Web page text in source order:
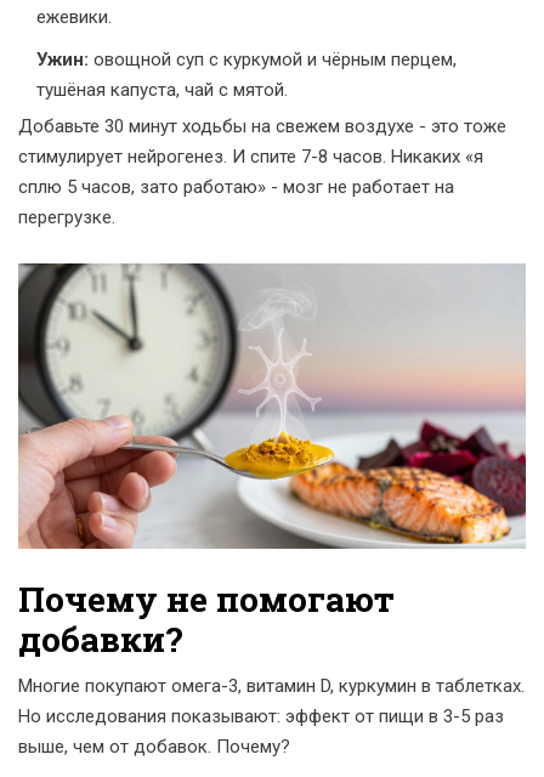
ежевики.
Ужин: овощной суп с куркумой и чёрным перцем,
тушёная капуста, чай с мятой.
Добавьте 30 минут ходьбы на свежем воздухе - это тоже
стимулирует нейрогенез. И спите 7-8 часов. Никаких «я
сплю 5 часов, зато работаю» - мозг не работает на
перегрузке.
Почему не помогают
добавки?
Многие покупают омега-3, витамин D, куркумин в таблетках.
Но исследования показывают: эффект от пищи в 3-5 раз
выше, чем от добавок. Почему?